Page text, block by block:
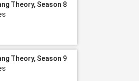
Theory, Season 8
Theory, Season 9